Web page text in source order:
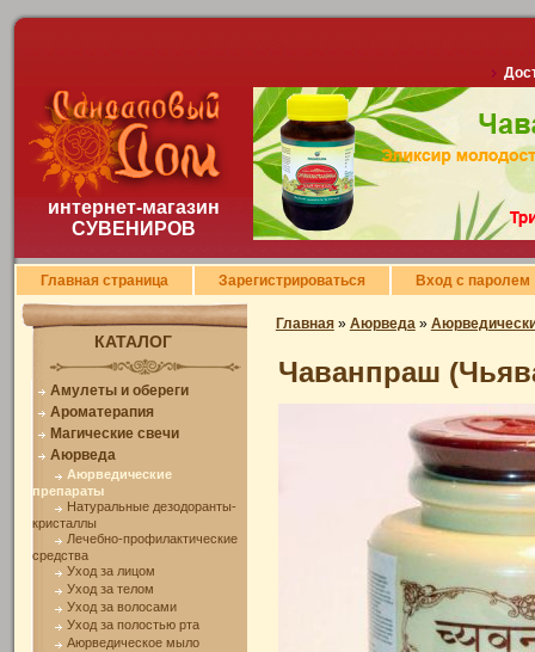
интернет-магазин
СУВЕНИРОВ
Главная страница Зарегистрироваться Вход с паролем
КАТАЛОГ
Амулеты и обереги
Ароматерапия
Магические свечи
Аюрведа
Аюрведические
препараты
Натуральные дезодоранты-
кристаллы
Лечебно-профилактические
средства
Уход за лицом
Уход за телом
Уход за волосами
Уход за полостью рта
Аюрведическое мыло
Главная» Аюрведа»
Чаванпраш